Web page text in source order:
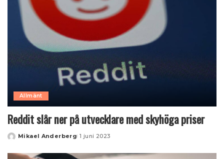
Allmänt
Reddit slår ner på utvecklare med skyhöga priser
Posted
Mikael Anderberg 1 juni 2023